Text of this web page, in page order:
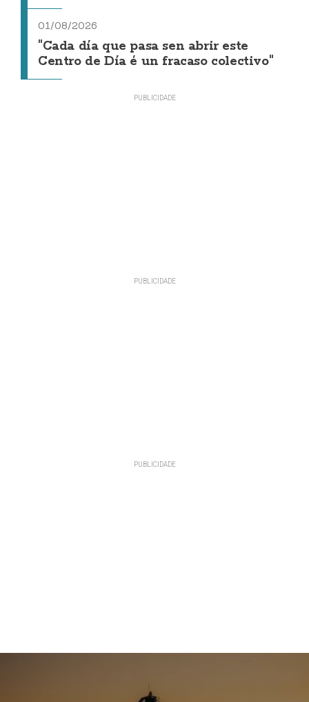
01/08/2026
"Cada día que pasa sen abrir este
Centro de Día é un fracaso colectivo"